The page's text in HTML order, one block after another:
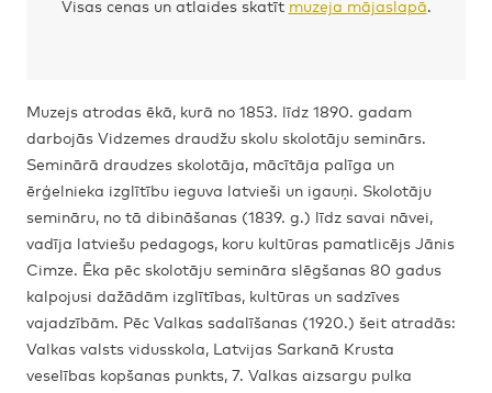
Visas cenas un atlaides skatīt muzeja mājaslapā.
Muzejs atrodas ēkā, kurā no 1853. līdz 1890. gadam
darbojās Vidzemes draudžu skolu skolotāju seminārs.
Seminārā draudzes skolotāja, mācītāja palīga un
ērģelnieka izglītību ieguva latvieši un igauņi. Skolotāju
semināru, no tā dibināšanas (1839. g.) līdz savai nāvei,
vadīja latviešu pedagogs, koru kultūras pamatlicējs Jānis
Cimze. Ēka pēc skolotāju semināra slēgšanas 80 gadus
kalpojusi dažādām izglītības, kultūras un sadzīves
vajadzībām. Pēc Valkas sadalīšanas (1920.) šeit atradās:
Valkas valsts vidusskola, Latvijas Sarkanā Krusta
veselības kopšanas punkts, 7. Valkas aizsargu pulka